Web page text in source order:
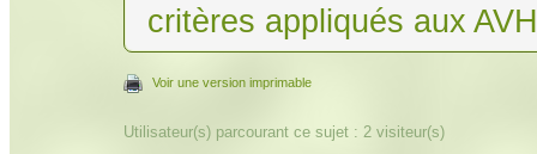
critères appliqués aux AVH
Voir une version imprimable
Utilisateur(s) parcourant ce sujet : 2 visiteur(s)